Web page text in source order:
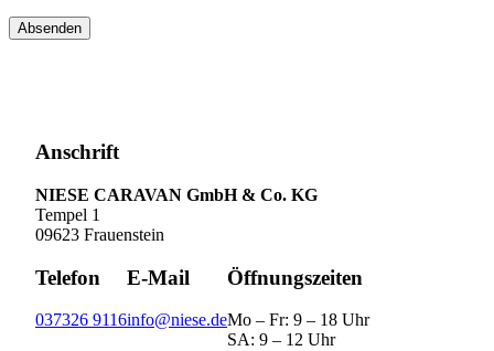
Absenden
Anschrift
NIESE CARAVAN GmbH & Co. KG
Tempel 1
09623 Frauenstein
Telefon
037326 9116
E-Mail
info@niese.de
Öffnungszeiten
Mo – Fr: 9 – 18 Uhr
SA: 9 – 12 Uhr